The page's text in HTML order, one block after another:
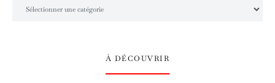
À DÉCOUVRIR